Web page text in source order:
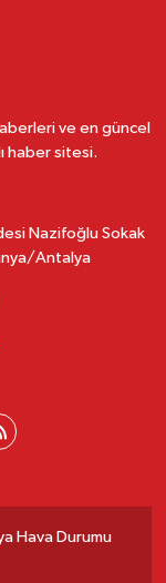
ve en güncel
haber sitesi.
Nazifoğlu Sokak
Antalya
Hava Durumu